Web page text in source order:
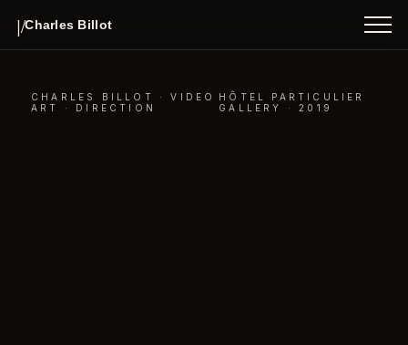
|/Charles Billot
INDEX
ABOUT
CONTACT
CHARLES BILLOT · VIDEO
ART · DIRECTION
HÔTEL PARTICULIER
GALLERY · 2019